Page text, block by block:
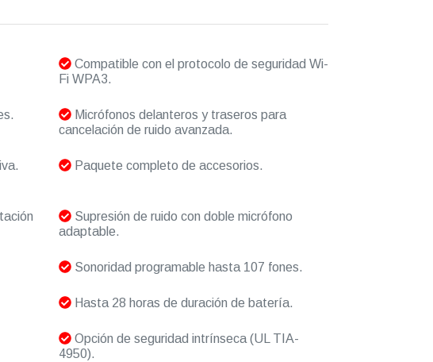
Compatible con el protocolo de seguridad Wi-
Fi WPA3.
Micrófonos delanteros y traseros para
cancelación de ruido avanzada.
Paquete completo de accesorios.
Supresión de ruido con doble micrófono
adaptable.
Sonoridad programable hasta 107 fones.
Hasta 28 horas de duración de batería.
Opción de seguridad intrínseca (UL TIA-
4950).